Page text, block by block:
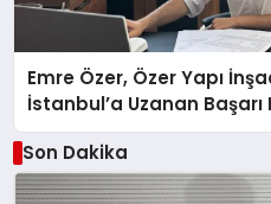
Emre Özer, Özer Yapı
İstanbul’a Uzanan Başarı
Son Dakika